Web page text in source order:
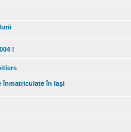
!
înmatriculate în Iaşi